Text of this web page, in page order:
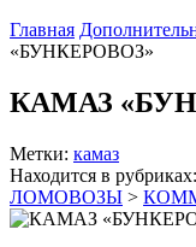
Главная
«БУНКЕРОВОЗ»
КАМАЗ
Метки: камаз
Находится в рубриках:
ЛОМОВОЗЫ >